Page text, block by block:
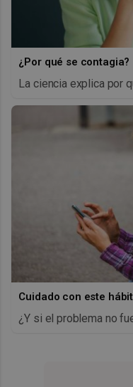
¿Por qué se contagia?
La ciencia explica por
Cuidado con este
¿Y si el problema no